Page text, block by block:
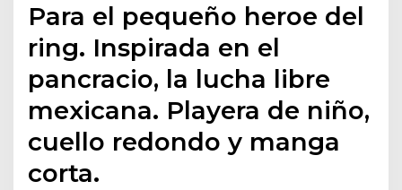
Para el pequeño heroe del
ring. Inspirada en el
pancracio, la lucha libre
mexicana. Playera de niño,
cuello redondo y manga
corta.